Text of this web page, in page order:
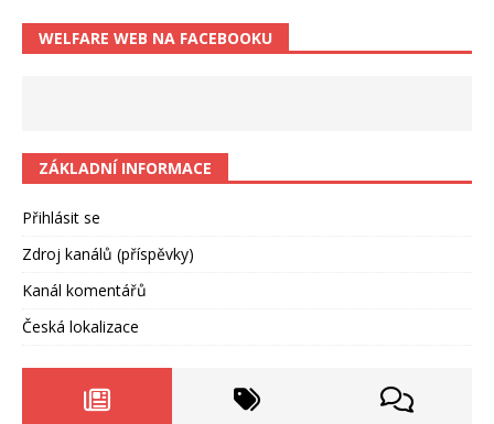
WELFARE WEB NA FACEBOOKU
ZÁKLADNÍ INFORMACE
Přihlásit se
Zdroj kanálů (příspěvky)
Kanál komentářů
Česká lokalizace